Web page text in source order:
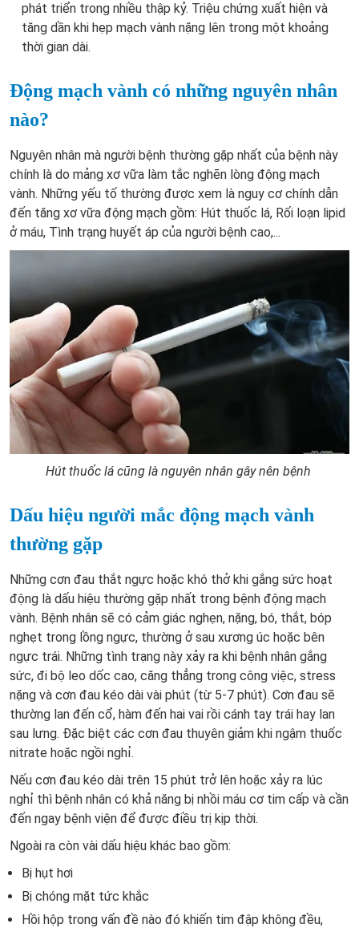
phát triển trong nhiều thập kỷ. Triệu chứng xuất hiện và
tăng dần khi hẹp mạch vành nặng lên trong một khoảng
thời gian dài.
Động mạch vành có những nguyên nhân
nào?
Nguyên nhân mà người bệnh thường gặp nhất của bệnh này
chính là do mảng xơ vữa làm tắc nghẽn lòng động mạch
vành. Những yếu tố thường được xem là nguy cơ chính dẫn
đến tăng xơ vữa động mạch gồm: Hút thuốc lá, Rối loạn lipid
ở máu, Tình trạng huyết áp của người bệnh cao,...
Hút thuốc lá cũng là nguyên nhân gây nên bệnh
Dấu hiệu người mắc động mạch vành
thường gặp
Những cơn đau thắt ngực hoặc khó thở khi gắng sức hoạt
động là dấu hiệu thường gặp nhất trong bệnh động mạch
vành. Bệnh nhân sẽ có cảm giác nghẹn, nặng, bó, thắt, bóp
nghẹt trong lồng ngực, thường ở sau xương úc hoặc bên
ngực trái. Những tình trạng này xảy ra khi bệnh nhân gắng
sức, đi bộ leo dốc cao, căng thẳng trong công việc, stress
nặng và cơn đau kéo dài vài phút (từ 5-7 phút). Cơn đau sẽ
thường lan đến cổ, hàm đến hai vai rồi cánh tay trái hay lan
sau lưng. Đặc biệt các cơn đau thuyên giảm khi ngậm thuốc
nitrate hoặc ngồi nghỉ.
Nếu cơn đau kéo dài trên 15 phút trở lên hoặc xảy ra lúc
nghỉ thì bệnh nhân có khả năng bị nhồi máu cơ tim cấp và cần
đến ngay bệnh viện để được điều trị kịp thời.
Ngoài ra còn vài dấu hiệu khác bao gồm:
Bị hụt hơi
Bị chóng mặt tức khắc
Hồi hộp trong vấn đề nào đó khiến tim đập không đều,